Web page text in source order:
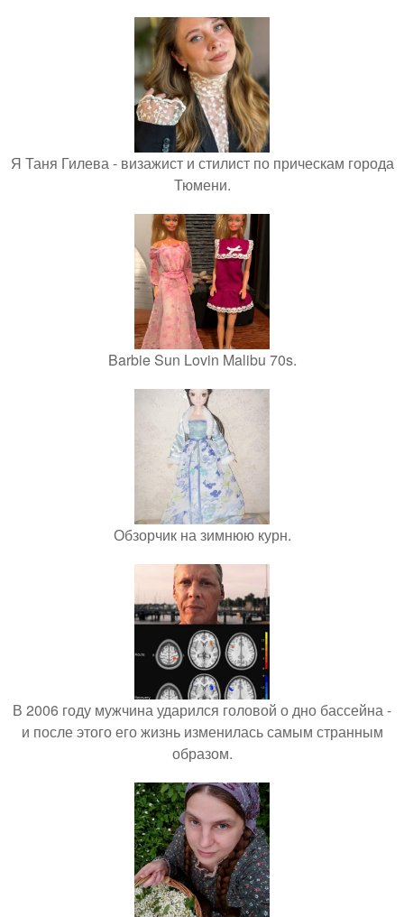
Я Таня Гилева - визажист и стилист по прическам города
Тюмени.
Barbie Sun Lovin Malibu 70s.
Обзорчик на зимнюю курн.
В 2006 году мужчина ударился головой о дно бассейна -
и после этого его жизнь изменилась самым странным
образом.